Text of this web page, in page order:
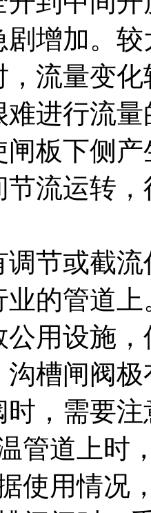
剧增加。
流量变
进行流
闸板下侧
节流运转
节或截
的管道
用设施
槽闸阀
，需要
管道上时
使用情况